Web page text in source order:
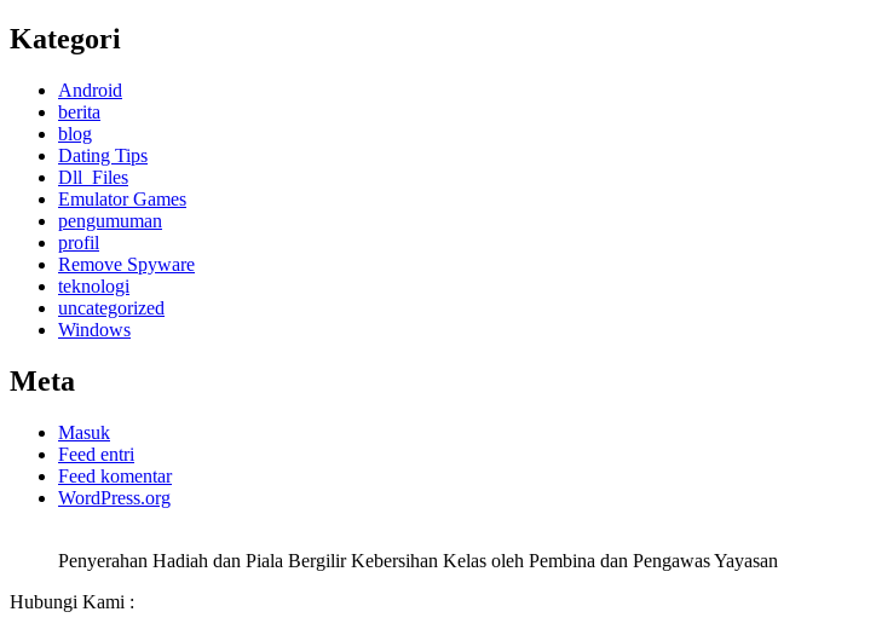
Kategori
Android
berita
blog
Dating Tips
Dll_Files
Emulator Games
pengumuman
profil
Remove Spyware
teknologi
uncategorized
Windows
Meta
Masuk
Feed entri
Feed komentar
WordPress.org
Penyerahan Hadiah dan Piala Bergilir Kebersihan Kelas oleh Pembina dan Pengawas Yayasan
Hubungi Kami :